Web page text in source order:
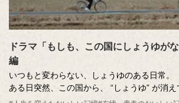
ドラマ「もしも、この国にしょうゆが
編
いつもと変わらない、しょうゆのある日常。
ある日突然、この国から、 “しょうゆ” が消
う。